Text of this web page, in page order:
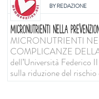
BYREDAZIONE
MICRONUTRIENTI NELLA
MICRONUTRIENTI
COMPLICANZE
dell’Università Federico
sulla riduzione del